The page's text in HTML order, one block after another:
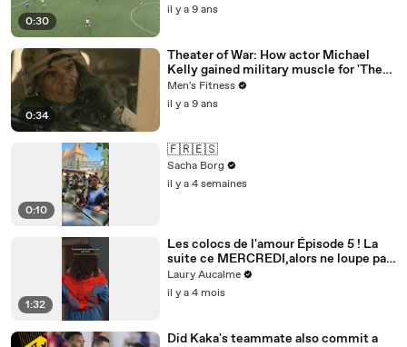
0:30
il y a 9 ans
0:34
Theater of War: How actor Michael
Kelly gained military muscle for 'The
Long Road Home'
Men's Fitness
il y a 9 ans
0:10
🇫🇷🇪🇸
Sacha Borg
il y a 4 semaines
1:32
Les colocs de l'amour Épisode 5 ! La
suite ce MERCREDI,alors ne loupe pas
ça! Épisode 5/8 pour la saison 2
Laury Aucalme
il y a 4 mois
Did Kaka's teammate also commit a